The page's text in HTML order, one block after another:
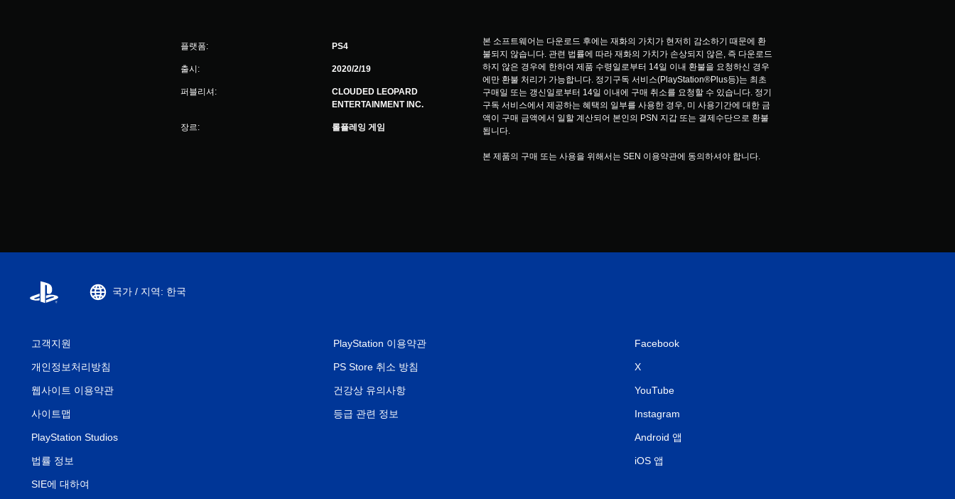
플랫폼: PS4
출시: 2020/2/19
퍼블리셔:
CLOUDED LEOPARD
ENTERTAINMENT INC.
장르: 롤플레잉 게임
본 소프트웨어는 다운로드 후에는 재화의 가치가 현저히 감소하기 때문에 환
불되지 않습니다. 관련 법률에 따라 재화의 가치가 손상되지 않은, 즉 다운로드
하지 않은 경우에 한하여 제품 수령일로부터 14일 이내 환불을 요청하신 경우
에만 환불 처리가 가능합니다. 정기구독 서비스(PlayStation®Plus등)는 최초
구매일 또는 갱신일로부터 14일 이내에 구매 취소를 요청할 수 있습니다. 정기
구독 서비스에서 제공하는 혜택의 일부를 사용한 경우, 미 사용기간에 대한 금
액이 구매 금액에서 일할 계산되어 본인의 PSN 지갑 또는 결제수단으로 환불
됩니다.
본 제품의 구매 또는 사용을 위해서는 SEN 이용약관에 동의하셔야 합니다.
국가 / 지역: 한국
고객지원
개인정보처리방침
웹사이트 이용약관
사이트맵
PlayStation Studios
법률 정보
SIE에 대하여
PlayStation 이용약관
PS Store 취소 방침
건강상 유의사항
등급 관련 정보
Facebook
X
YouTube
Instagram
Android 앱
iOS 앱